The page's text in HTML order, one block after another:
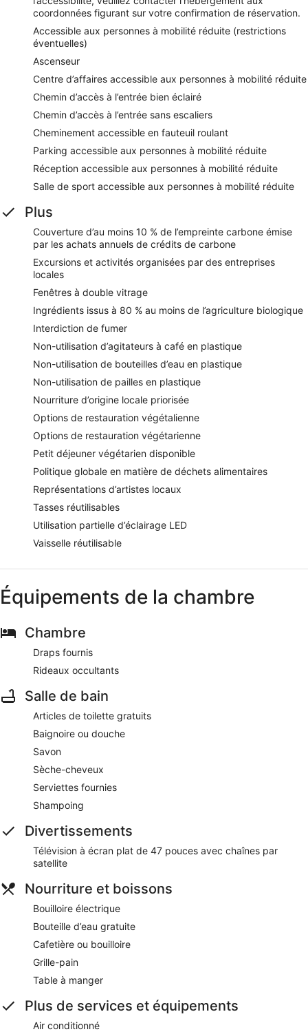
coordonnées figurant sur votre confirmation de réservation.
Accessible aux personnes à mobilité réduite (restrictions
éventuelles)
Ascenseur
Centre d’affaires accessible aux personnes à mobilité réduite
Chemin d’accès à l’entrée bien éclairé
Chemin d’accès à l’entrée sans escaliers
Cheminement accessible en fauteuil roulant
Parking accessible aux personnes à mobilité réduite
Réception accessible aux personnes à mobilité réduite
Salle de sport accessible aux personnes à mobilité réduite
Plus
Couverture d’au moins 10 % de l’empreinte carbone émise
par les achats annuels de crédits de carbone
Excursions et activités organisées par des entreprises
locales
Fenêtres à double vitrage
Ingrédients issus à 80 % au moins de l’agriculture biologique
Interdiction de fumer
Non-utilisation d’agitateurs à café en plastique
Non-utilisation de bouteilles d’eau en plastique
Non-utilisation de pailles en plastique
Nourriture d’origine locale priorisée
Options de restauration végétalienne
Options de restauration végétarienne
Petit déjeuner végétarien disponible
Politique globale en matière de déchets alimentaires
Représentations d’artistes locaux
Tasses réutilisables
Utilisation partielle d’éclairage LED
Vaisselle réutilisable
Équipements de la chambre
Chambre
Draps fournis
Rideaux occultants
Salle de bain
Articles de toilette gratuits
Baignoire ou douche
Savon
Sèche-cheveux
Serviettes fournies
Shampoing
Divertissements
Télévision à écran plat de 47 pouces avec chaînes par
satellite
Nourriture et boissons
Bouilloire électrique
Bouteille d’eau gratuite
Cafetière ou bouilloire
Grille-pain
Table à manger
Plus de services et équipements
Air conditionné